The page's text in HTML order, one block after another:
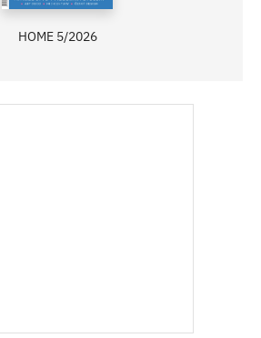
HOME 5/2026